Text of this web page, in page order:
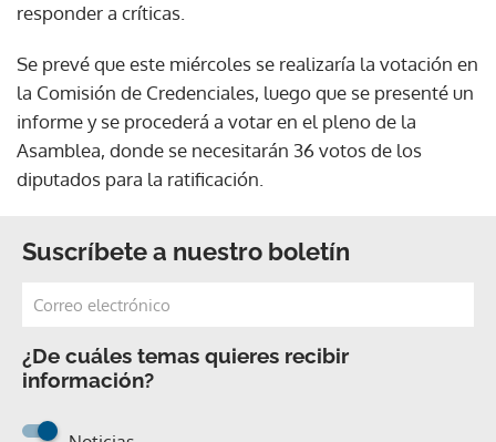
responder a críticas.
Se prevé que este miércoles se realizaría la votación en
la Comisión de Credenciales, luego que se presenté un
informe y se procederá a votar en el pleno de la
Asamblea, donde se necesitarán 36 votos de los
diputados para la ratificación.
Suscríbete a nuestro boletín
¿De cuáles temas quieres recibir
información?